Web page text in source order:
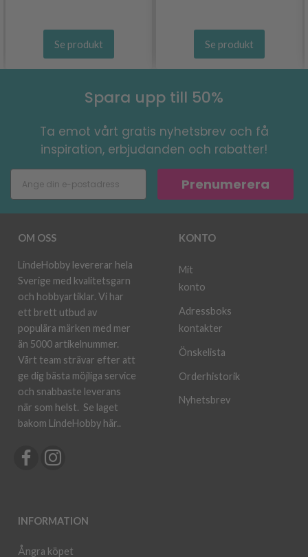
Se produkt Se produkt
Spara upp till 50%
Ta emot vårt gratis nyhetsbrev och få
inspiration, erbjudanden och rabatter!
Prenumerera
OM OSS
LindeHobby levererar hela
Sverige med kvalitetsgarn
och hobbyartiklar. Vi har
ett brett utbud av
populära märken med mer
än 5000 artikelnummer.
Vårt team strävar efter att
ge dig bästa möjliga service
och snabbaste leverans
när som helst. Se laget
bakom LindeHobby här..
INFORMATION
Ångra köpet
KONTO
Mit
konto
Adressboks
kontakter
Önskelista
Orderhistorik
Nyhetsbrev